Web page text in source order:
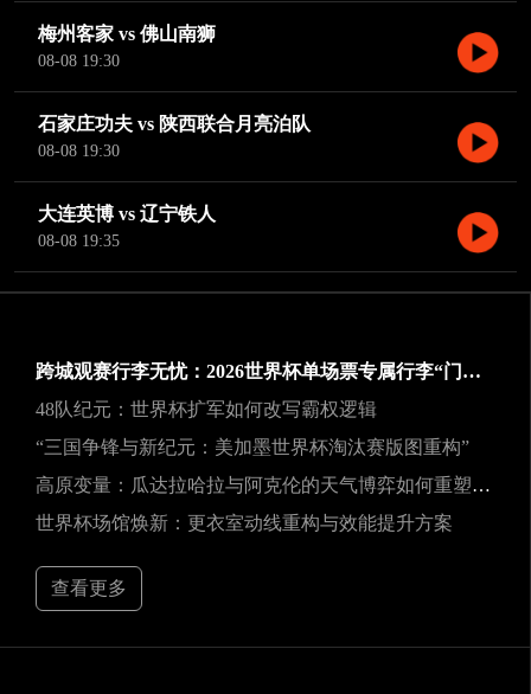
梅州客家 vs 佛山南狮
08-08 19:30
石家庄功夫 vs 陕西联合月亮泊队
08-08 19:30
大连英博 vs 辽宁铁人
08-08 19:35
跨城观赛行李无忧：2026世界杯单场票专属行李“门到门”跨城速达方案
48队纪元：世界杯扩军如何改写霸权逻辑
“三国争锋与新纪元：美加墨世界杯淘汰赛版图重构”
高原变量：瓜达拉哈拉与阿克伦的天气博弈如何重塑2026世界杯战术逻辑
世界杯场馆焕新：更衣室动线重构与效能提升方案
查看更多